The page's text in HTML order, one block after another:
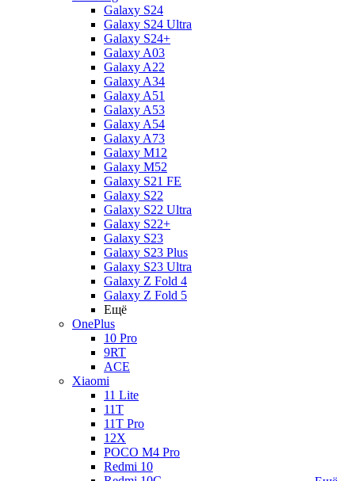
Galaxy S24
Galaxy S24 Ultra
Galaxy S24+
Galaxy A03
Galaxy A22
Galaxy A34
Galaxy A51
Galaxy A53
Galaxy A54
Galaxy A73
Galaxy M12
Galaxy M52
Galaxy S21 FE
Galaxy S22
Galaxy S22 Ultra
Galaxy S22+
Galaxy S23
Galaxy S23 Plus
Galaxy S23 Ultra
Galaxy Z Fold 4
Galaxy Z Fold 5
Ещё
OnePlus
10 Pro
9RT
ACE
Xiaomi
11 Lite
11T
11T Pro
12X
POCO M4 Pro
Redmi 10